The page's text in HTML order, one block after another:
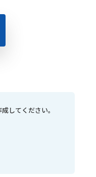
してください。